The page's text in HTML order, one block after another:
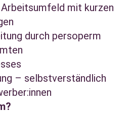
mit kurzen
durch persoperm
– selbstverständlich